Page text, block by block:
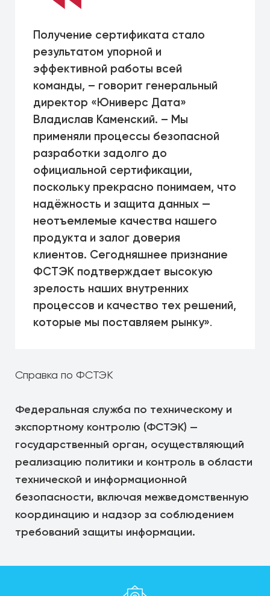
Получение сертификата стало
результатом упорной и
эффективной работы всей
команды, – говорит генеральный
директор «Юниверс Дата»
Владислав Каменский. – Мы
применяли процессы безопасной
разработки задолго до
официальной сертификации,
поскольку прекрасно понимаем, что
надёжность и защита данных —
неотъемлемые качества нашего
продукта и залог доверия
клиентов. Сегодняшнее признание
ФСТЭК подтверждает высокую
зрелость наших внутренних
процессов и качество тех решений,
которые мы поставляем рынку».
Справка по ФСТЭК
Федеральная служба по техническому и
экспортному контролю (ФСТЭК) —
государственный орган, осуществляющий
реализацию политики и контроль в области
технической и информационной
безопасности, включая межведомственную
координацию и надзор за соблюдением
требований защиты информации.